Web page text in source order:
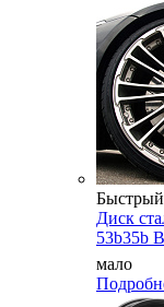
Диск
53b35b
мало